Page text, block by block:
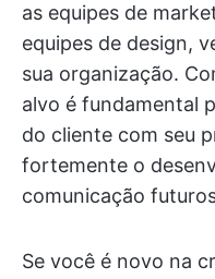
as equipes de
equipes de design,
sua organização.
alvo é fundamental
do cliente com seu
fortemente o
comunicação
Se você é novo na